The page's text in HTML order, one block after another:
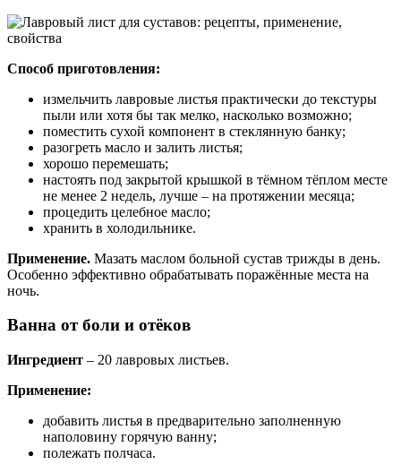
Способ приготовления:
измельчить лавровые листья практически до текстуры
пыли или хотя бы так мелко, насколько возможно;
поместить сухой компонент в стеклянную банку;
разогреть масло и залить листья;
хорошо перемешать;
настоять под закрытой крышкой в тёмном тёплом месте
не менее 2 недель, лучше – на протяжении месяца;
процедить целебное масло;
хранить в холодильнике.
Применение. Мазать маслом больной сустав трижды в день.
Особенно эффективно обрабатывать поражённые места на
ночь.
Ванна от боли и отёков
Ингредиент – 20 лавровых листьев.
Применение:
добавить листья в предварительно заполненную
наполовину горячую ванну;
полежать полчаса.